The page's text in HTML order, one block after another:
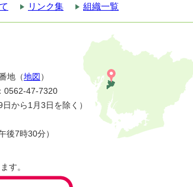
リンク集 組織一覧
地（地図 ）
0562-47-7320
から1月3日を除く）
後7時30分）
す。